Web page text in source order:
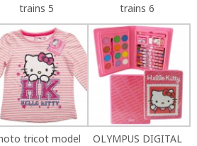
trains 5
trains 6
tricot model
OLYMPUS DIGITAL